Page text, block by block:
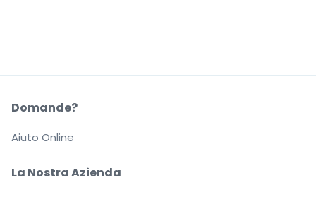
La Nostra Azienda
Domande?
Aiuto Online